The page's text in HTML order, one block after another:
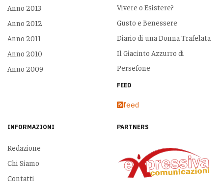
Anno 2013
Anno 2012
Anno 2011
Anno 2010
Anno 2009
Vivere o Esistere?
Gusto e Benessere
Diario di una Donna Trafelata
Il Giacinto Azzurro di
Persefone
FEED
feed
INFORMAZIONI
Redazione
Chi Siamo
Contatti
PARTNERS